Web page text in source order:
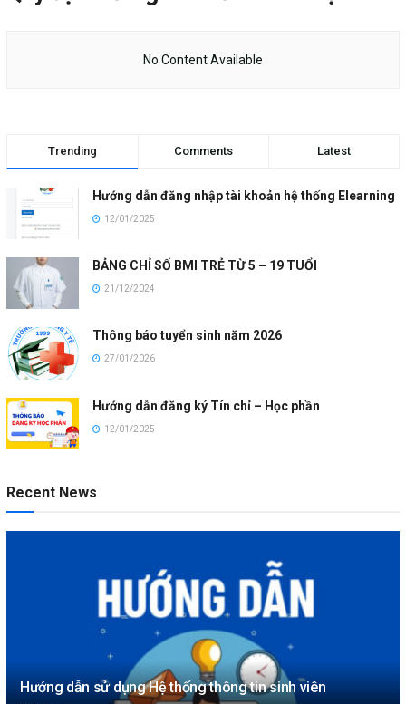
No Content Available
Trending Comments Latest
Hướng dẫn đăng nhập tài khoản hệ thống Elearning
12/01/2025
BẢNG CHỈ SỐ BMI TRẺ TỪ 5 – 19 TUỔI
21/12/2024
Thông báo tuyển sinh năm 2026
27/01/2026
Hướng dẫn đăng ký Tín chỉ – Học phần
12/01/2025
Recent News
Hướng dẫn sử dụng Hệ thống thông tin sinh viên